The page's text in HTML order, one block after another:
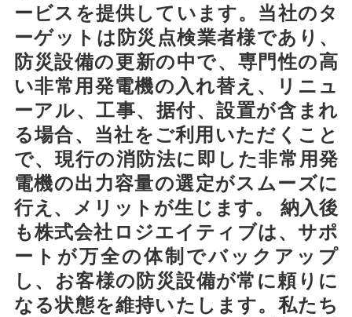
ービスを提供しています。当社のタ
ーゲットは防災点検業者様であり、
防災設備の更新の中で、専門性の高
い非常用発電機の入れ替え、リニュ
ーアル、工事、据付、設置が含まれ
る場合、当社をご利用いただくこと
で、現行の消防法に即した非常用発
電機の出力容量の選定がスムーズに
行え、メリットが生じます。 納入後
も株式会社ロジエイティブは、サポ
ートが万全の体制でバックアップ
し、お客様の防災設備が常に頼りに
なる状態を維持いたします。私たち